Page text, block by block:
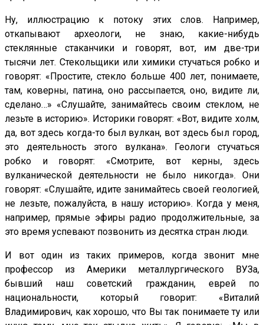
Ну, иллюстрацию к потоку этих слов. Например,
откапывают археологи, не знаю, какие-нибудь
стеклянные стаканчики и говорят, вот, им две-три
тысячи лет. Стекольщики или химики стучаться робко и
говорят: «Простите, стекло больше 400 лет, понимаете,
там, коверны, патина, оно рассыпается, оно, видите ли,
сделано…» «Слушайте, занимайтесь своим стеклом, не
лезьте в историю». Историки говорят: «Вот, видите холм,
да, вот здесь когда-то был вулкан, вот здесь был город,
это деятельность этого вулкана». Геологи стучаться
робко и говорят: «Смотрите, вот керны, здесь
вулканической деятельности не было никогда». Они
говорят: «Слушайте, идите занимайтесь своей геологией,
не лезьте, пожалуйста, в нашу историю». Когда у меня,
например, прямые эфиры радио продолжительные, за
это время успевают позвонить из десятка стран люди.
И вот один из таких примеров, когда звонит мне
профессор из Америки металлургического ВУЗа,
бывший наш советский гражданин, еврей по
национальности, который говорит: «Виталий
Владимирович, как хорошо, что Вы так понимаете ту или